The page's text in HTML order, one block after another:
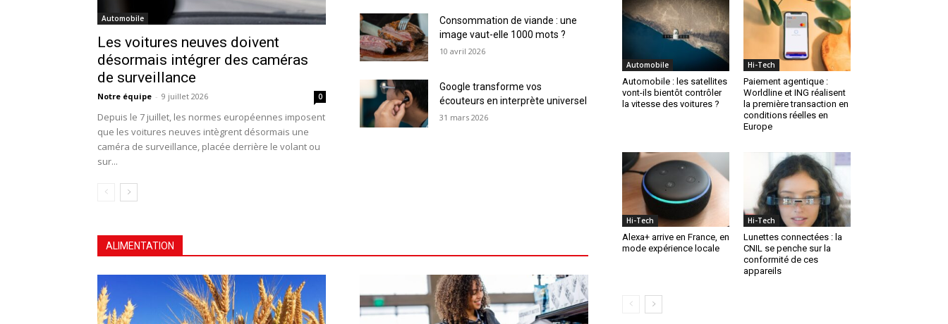
Automobile
Les voitures neuves doivent
désormais intégrer des caméras
de surveillance
Notre équipe - 9 juillet 2026 0
Depuis le 7 juillet, les normes européennes imposent
que les voitures neuves intègrent désormais une
caméra de surveillance, placée derrière le volant ou
sur...
Consommation de viande : une
image vaut-elle 1000 mots ?
10 avril 2026
Google transforme vos
écouteurs en interprète universel
31 mars 2026
ALIMENTATION
Automobile
Automobile : les satellites
vont-ils bientôt contrôler
la vitesse des voitures ?
Hi-Tech
Paiement agentique :
Worldline et ING réalisent
la première transaction en
conditions réelles en
Europe
Hi-Tech
Alexa+ arrive en France, en
mode expérience locale
Hi-Tech
Lunettes connectées : la
CNIL se penche sur la
conformité de ces
appareils